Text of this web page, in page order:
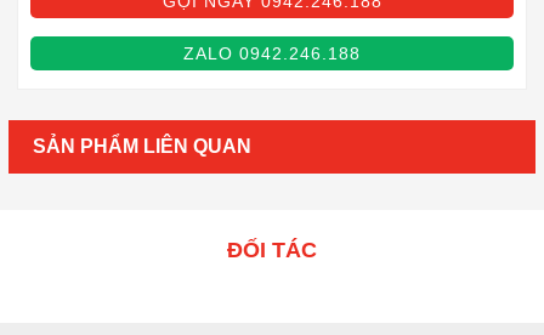
ZALO 0942.246.188
SẢN PHẨM LIÊN QUAN
ĐỐI TÁC